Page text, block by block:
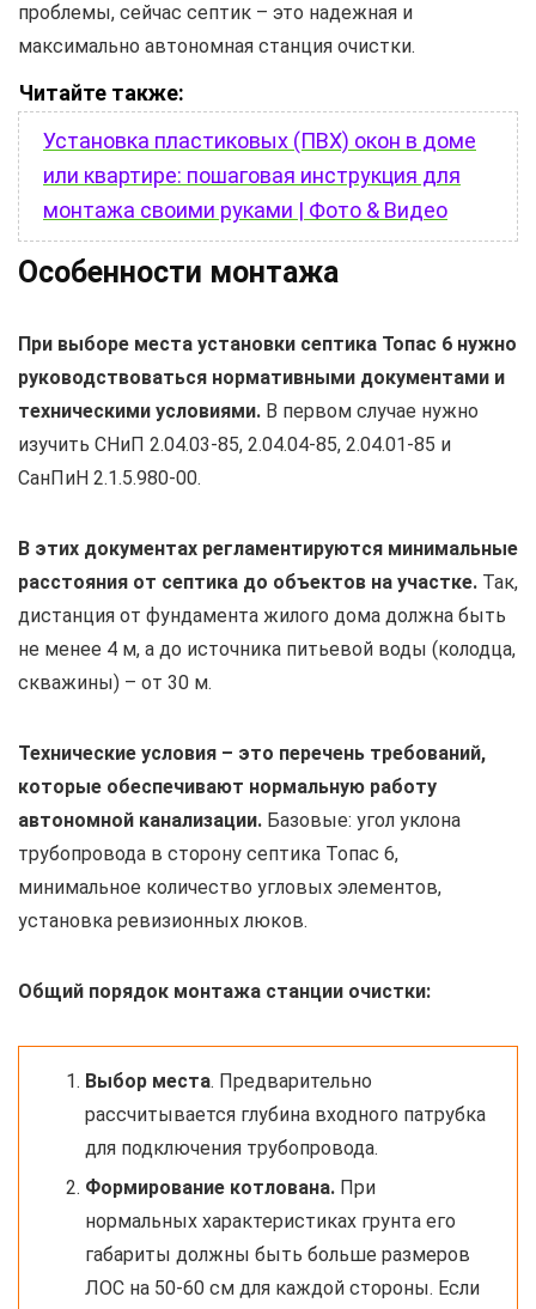
проблемы, сейчас септик – это надежная и
максимально автономная станция очистки.
Читайте также:
Установка пластиковых (ПВХ) окон в доме
или квартире: пошаговая инструкция для
монтажа своими руками | Фото & Видео
Особенности монтажа
При выборе места установки септика Топас 6 нужно
руководствоваться нормативными документами и
техническими условиями. В первом случае нужно
изучить СНиП 2.04.03-85, 2.04.04-85, 2.04.01-85 и
СанПиН 2.1.5.980-00.
В этих документах регламентируются минимальные
расстояния от септика до объектов на участке. Так,
дистанция от фундамента жилого дома должна быть
не менее 4 м, а до источника питьевой воды (колодца,
скважины) – от 30 м.
Технические условия – это перечень требований,
которые обеспечивают нормальную работу
автономной канализации. Базовые: угол уклона
трубопровода в сторону септика Топас 6,
минимальное количество угловых элементов,
установка ревизионных люков.
Общий порядок монтажа станции очистки:
Выбор места. Предварительно
рассчитывается глубина входного патрубка
для подключения трубопровода.
Формирование котлована. При
нормальных характеристиках грунта его
габариты должны быть больше размеров
ЛОС на 50-60 см для каждой стороны. Если